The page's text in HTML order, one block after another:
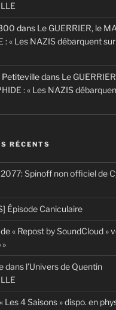
dans Le GUERRIER, le
: « Les NAZIS débarquent
Petitevilledans Le
: « Les NAZIS
RÉCENTS
Spinoff non officiel de
Épisode Caniculaire
« Repost by SoundCloud »
dans l’Univers de Quentin
Les 4 Saisons » dispo. en